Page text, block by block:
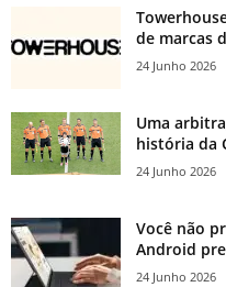
de marcas
24 Junho 2026
Uma
história da
24 Junho 2026
Você não
Android
24 Junho 2026